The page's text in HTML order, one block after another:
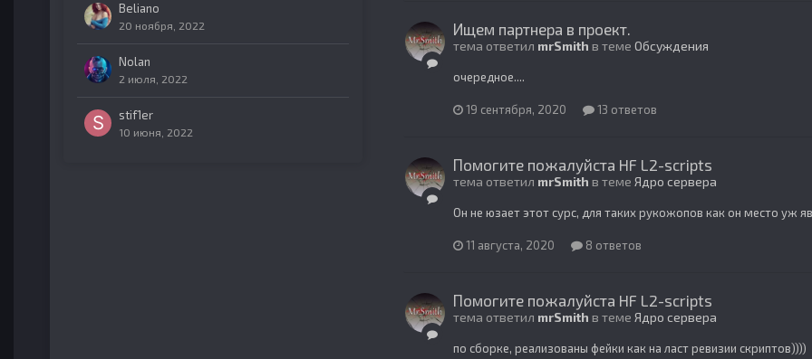
Beliano
20 ноября, 2022
Nolan
2 июля, 2022
stif1er
10 июня, 2022
Ищем партнера в проект.
тема ответил mrSmith в теме Обсуждения
очередное....
19 сентября, 2020 13 ответов
Помогите пожалуйста HF L2-scripts
тема ответил mrSmith в теме Ядро сервера
Он не юзает этот сурс, для таких рукожопов как он место уж
11 августа, 2020 8 ответов
Помогите пожалуйста HF L2-scripts
тема ответил mrSmith в теме Ядро сервера
по сборке, реализованы фейки как на ласт ревизии скриптов))))